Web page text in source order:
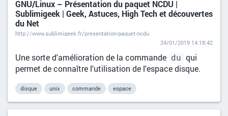
GNU/Linux – Présentation du paquet NCDU |
Sublimigeek | Geek, Astuces, High Tech et découvertes
du Net
http://www.sublimigeek.fr/presentation-paquet-ncdu
24/01/2019 14:18:42
Une sorte d'amélioration de la commande du qui
permet de connaître l'utilisation de l'espace disque.
disque unix commande espace